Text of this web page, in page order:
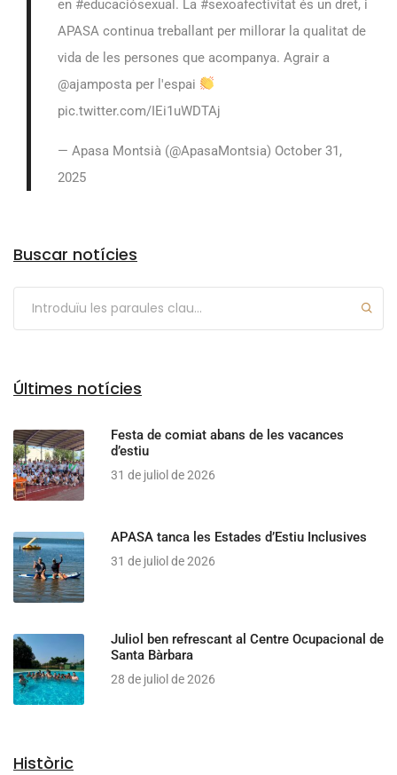
en #educaciósexual . La #sexoafectivitat és un dret, i
APASA continua treballant per millorar la qualitat de
vida de les persones que acompanya. Agrair a
@ajamposta per l'espai
pic.twitter.com/IEi1uWDTAj
— Apasa Montsià (@ApasaMontsia) October 31,
2025
Buscar notícies
Últimes notícies
Festa de comiat abans de les vacances
d’estiu
31 de juliol de 2026
APASA tanca les Estades d’Estiu Inclusives
31 de juliol de 2026
Juliol ben refrescant al Centre Ocupacional de
Santa Bàrbara
28 de juliol de 2026
Històric